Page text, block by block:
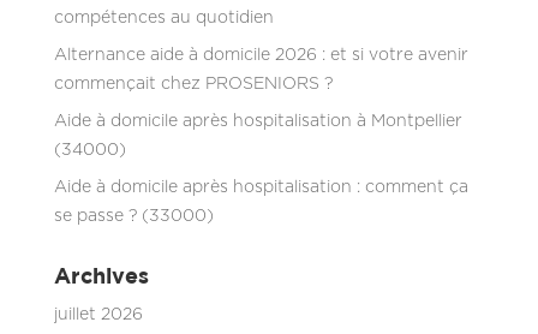
compétences au quotidien
Alternance aide à domicile 2026 : et si votre avenir
commençait chez PROSENIORS ?
Aide à domicile après hospitalisation à Montpellier
(34000)
Aide à domicile après hospitalisation : comment ça
se passe ? (33000)
Archives
juillet 2026